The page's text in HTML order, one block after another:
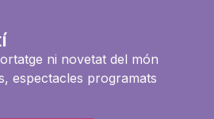
ni novetat del món
espectacles programats